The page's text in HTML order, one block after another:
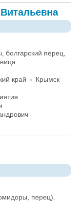
перец,
край › Крымск
перец).